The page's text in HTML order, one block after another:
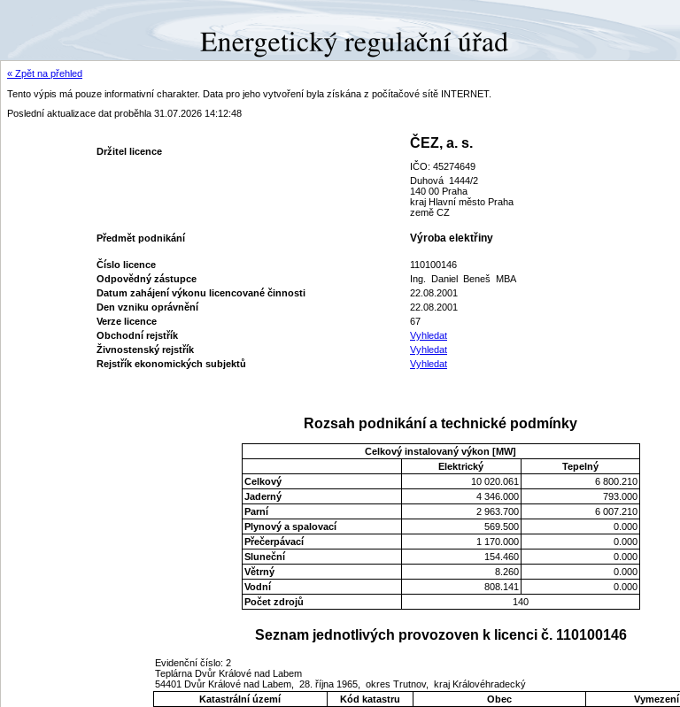
« Zpět na přehled
Tento výpis má pouze informativní charakter. Data pro jeho vytvoření byla získána z počítačové sítě INTERNET.
Poslední aktualizace dat proběhla 31.07.2026 14:12:48
Držitel licence
ČEZ, a. s.
IČO: 45274649
Duhová 1444/2
140 00 Praha
kraj Hlavní město Praha
země CZ
Předmět podnikání Výroba elektřiny
Číslo licence
110100146
Odpovědný zástupce
Ing. Daniel Beneš MBA
Datum zahájení výkonu licencované činnosti
22.08.2001
Den vzniku oprávnění
22.08.2001
Verze licence
67
Obchodní rejstřík
Vyhledat
Živnostenský rejstřík
Vyhledat
Rejstřík ekonomických subjektů
Vyhledat
Rozsah podnikání a technické podmínky
Celkový instalovaný výkon [MW]
Elektrický
Tepelný
Celkový
10 020.061
6 800.210
Jaderný
4 346.000
793.000
Parní
2 963.700
6 007.210
Plynový a spalovací
569.500
0.000
Přečerpávací
1 170.000
0.000
Sluneční
154.460
0.000
Větrný
8.260
0.000
Vodní
808.141
0.000
Počet zdrojů
140
Seznam jednotlivých provozoven k licenci č. 110100146
Evidenční číslo: 2
Teplárna Dvůr Králové nad Labem
54401 Dvůr Králové nad Labem, 28. října 1965, okres Trutnov, kraj Královéhradecký
Katastrální území
Kód katastru Obec
Vymezení